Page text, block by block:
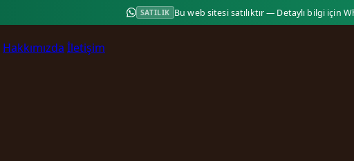
SATILIK Bu web sitesi satılıktır — Detaylı bilgi için
Hakkımızda İletişim